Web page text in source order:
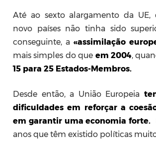
Até ao sexto alargamento da
novo países não tinha sido
conseguinte, a «assimilação
mais simples do que em 2004,
15 para 25 Estados-Membros.
Desde então, a União Europeia
dificuldades em reforçar a
em garantir uma economia forte.
anos que têm existido políticas